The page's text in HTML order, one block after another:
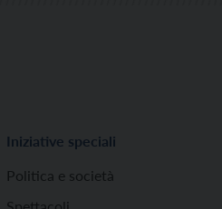
Iniziative speciali
Politica e società